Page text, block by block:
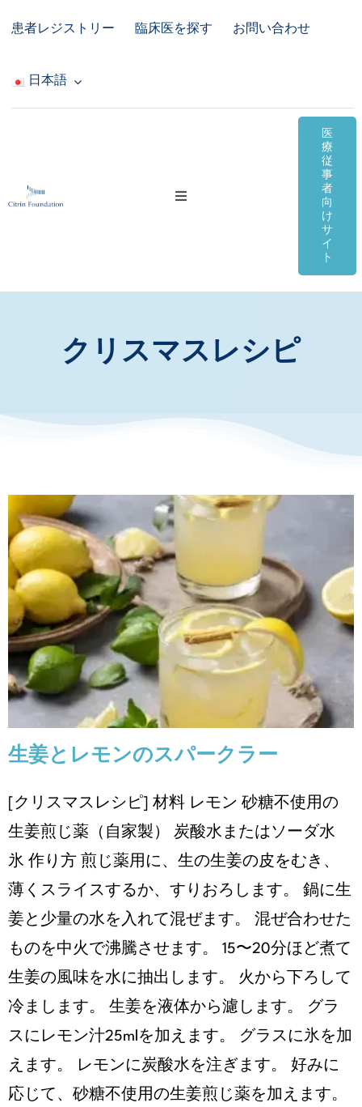
content
患者レジストリー 臨床医を探す お問い合わせ
日本語
Toggle
オンライン資料
コミュニティ＆サポート
医
療
従
事
者
向
け
サ
イ
ト
クリスマスレシピ
生姜とレモンのスパークラー
クリスマスレシピ レシピ
生姜とレモンのスパークラー
[クリスマスレシピ] 材料 レモン 砂糖不使用の
生姜煎じ薬（自家製） 炭酸水またはソーダ水
氷 作り方 煎じ薬用に、生の生姜の皮をむき、
薄くスライスするか、すりおろします。 鍋に生
姜と少量の水を入れて混ぜます。 混ぜ合わせた
ものを中火で沸騰させます。 15〜20分ほど煮て
生姜の風味を水に抽出します。 火から下ろして
冷まします。 生姜を液体から濾します。 グラ
スにレモン汁25mlを加えます。 グラスに氷を加
えます。 レモンに炭酸水を注ぎます。 好みに
応じて、砂糖不使用の生姜煎じ薬を加えます。